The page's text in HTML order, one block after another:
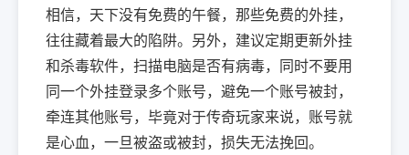
相信，天下没有免费的午餐，那些免费的外挂，
往往藏着最大的陷阱。另外，建议定期更新外挂
和杀毒软件，扫描电脑是否有病毒，同时不要用
同一个外挂登录多个账号，避免一个账号被封，
牵连其他账号，毕竟对于传奇玩家来说，账号就
是心血，一旦被盗或被封，损失无法挽回。